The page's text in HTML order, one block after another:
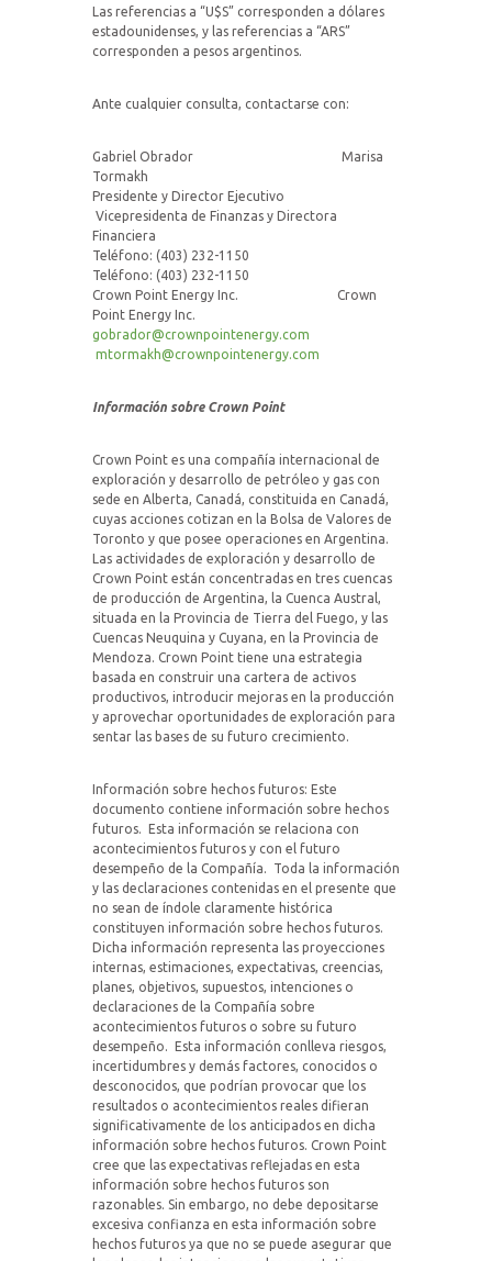
Las referencias a “U$S” corresponden a dólares
estadounidenses, y las referencias a “ARS”
corresponden a pesos argentinos.
Ante cualquier consulta, contactarse con:
Gabriel Obrador Marisa
Tormakh
Presidente y Director Ejecutivo
Vicepresidenta de Finanzas y Directora
Financiera
Teléfono: (403) 232-1150
Teléfono: (403) 232-1150
Crown Point Energy Inc. Crown
Point Energy Inc.
gobrador@crownpointenergy.com
mtormakh@crownpointenergy.com
Información sobre Crown Point
Crown Point es una compañía internacional de
exploración y desarrollo de petróleo y gas con
sede en Alberta, Canadá, constituida en Canadá,
cuyas acciones cotizan en la Bolsa de Valores de
Toronto y que posee operaciones en Argentina.
Las actividades de exploración y desarrollo de
Crown Point están concentradas en tres cuencas
de producción de Argentina, la Cuenca Austral,
situada en la Provincia de Tierra del Fuego, y las
Cuencas Neuquina y Cuyana, en la Provincia de
Mendoza. Crown Point tiene una estrategia
basada en construir una cartera de activos
productivos, introducir mejoras en la producción
y aprovechar oportunidades de exploración para
sentar las bases de su futuro crecimiento.
Información sobre hechos futuros: Este
documento contiene información sobre hechos
futuros. Esta información se relaciona con
acontecimientos futuros y con el futuro
desempeño de la Compañía.
Toda la información
y las declaraciones contenidas en el presente que
no sean de índole claramente histórica
constituyen información sobre hechos futuros.
Dicha información representa las proyecciones
internas, estimaciones, expectativas, creencias,
planes, objetivos, supuestos, intenciones o
declaraciones de la Compañía sobre
acontecimientos futuros o sobre su futuro
desempeño. Esta información conlleva riesgos,
incertidumbres y demás factores, conocidos o
desconocidos, que podrían provocar que los
resultados o acontecimientos reales difieran
significativamente de los anticipados en dicha
información sobre hechos futuros. Crown Point
cree que las expectativas reflejadas en esta
información sobre hechos futuros son
razonables. Sin embargo, no debe depositarse
excesiva confianza en esta información sobre
hechos futuros ya que no se puede asegurar que